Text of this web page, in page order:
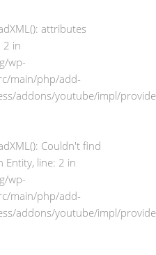
attributes
2 in
wp-
main/php/add-
addons/youtube/impl/
Couldn't find
Entity, line: 2 in
wp-
main/php/add-
addons/youtube/impl/